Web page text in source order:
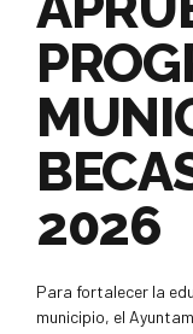
2026
Para fortalecer la
municipio, el